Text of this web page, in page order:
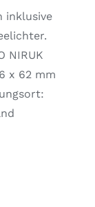
inklusive
NIRUK
x 62 mm